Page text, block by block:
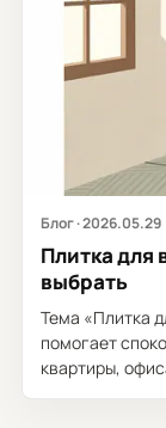
Блог · 2026.05.29
Плитка для
выбрать
Тема «Плитка
помогает
квартиры,